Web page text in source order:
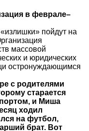
в феврале–
пойдут на
массовой
и юридических
остронуждающимся
с родителями
старается
и Миша
ходил
на футбол,
брат. Вот